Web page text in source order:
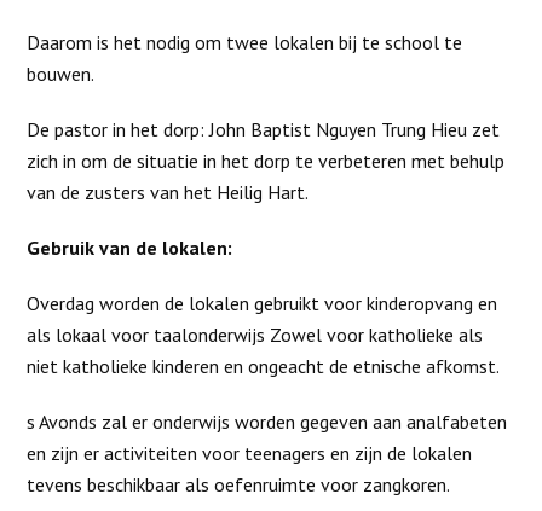
Daarom is het nodig om twee lokalen bij te school te
bouwen.
De pastor in het dorp: John Baptist Nguyen Trung Hieu zet
zich in om de situatie in het dorp te verbeteren met behulp
van de zusters van het Heilig Hart.
Gebruik van de lokalen:
Overdag worden de lokalen gebruikt voor kinderopvang en
als lokaal voor taalonderwijs Zowel voor katholieke als
niet katholieke kinderen en ongeacht de etnische afkomst.
s Avonds zal er onderwijs worden gegeven aan analfabeten
en zijn er activiteiten voor teenagers en zijn de lokalen
tevens beschikbaar als oefenruimte voor zangkoren.